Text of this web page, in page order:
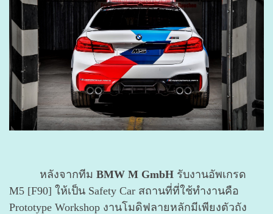
หลังจากทีม BMW M GmbH รับงานอัพเกรด
M5 [F90] ให้เป็น Safety Car สถานที่ที่ใช้ทำงานคือ
Prototype Workshop งานโมดิฟลายหลักมีเพียงตัวถัง